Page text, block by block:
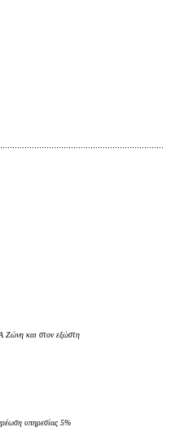
Ζώνη και στον εξώστη
υπηρεσίας 5%